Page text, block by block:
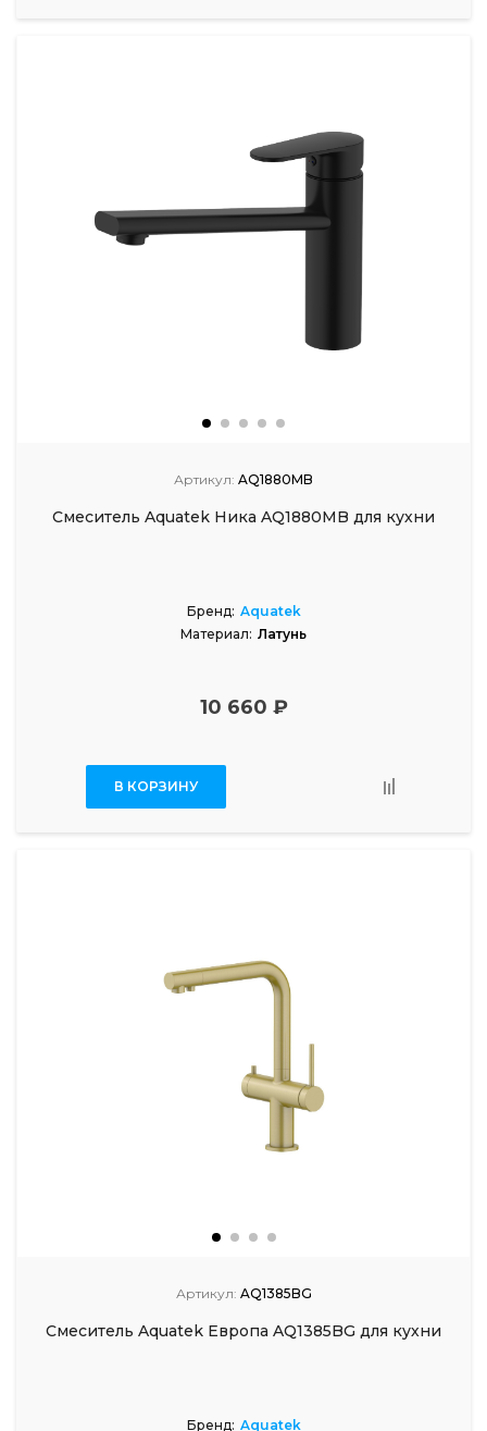
Артикул: AQ1880MB
Смеситель Aquatek Ника AQ1880MB для кухни
Бренд: Aquatek
Материал: Латунь
10 660 ₽
В КОРЗИНУ
Артикул: AQ1385BG
Смеситель Aquatek Европа AQ1385BG для кухни
Бренд: Aquatek